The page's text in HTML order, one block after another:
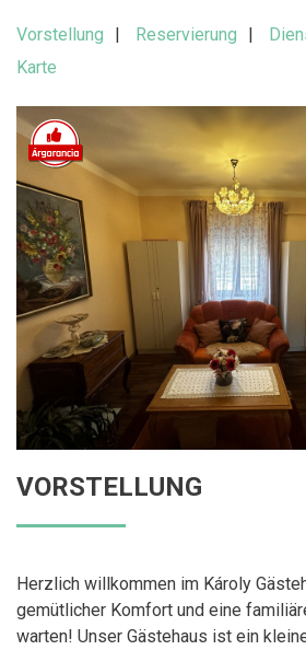
Vorstellung Reservierung
Karte
VORSTELLUNG
Herzlich willkommen im Károly
gemütlicher Komfort und eine
warten! Unser Gästehaus ist ein